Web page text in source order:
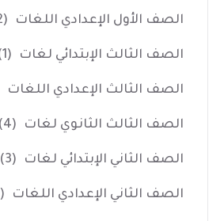
الصف الأول الإعدادي اللغات (2)
الصف الثالث الإبتدائي لغات (1)
الصف الثالث الإعدادي اللغات
الصف الثالث الثانوي لغات (4)
الصف الثاني الإبتدائي لغات (3)
الصف الثاني الإعدادي اللغات (2)